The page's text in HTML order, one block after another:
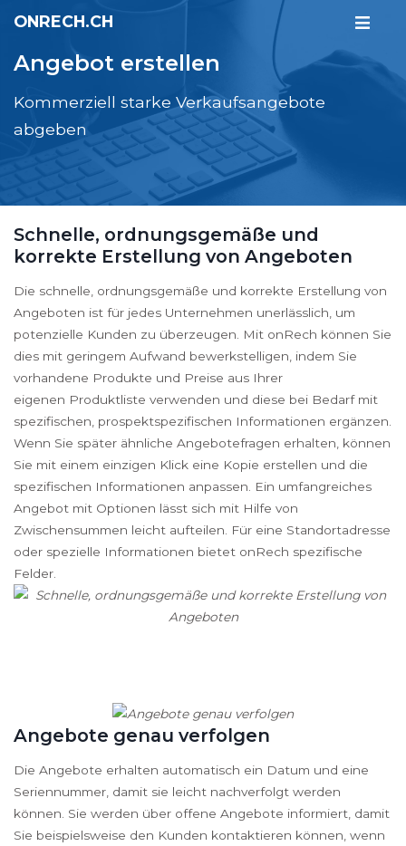
ONRECH.CH
Angebot erstellen
Kommerziell starke Verkaufsangebote
abgeben
Schnelle, ordnungsgemäße und
korrekte Erstellung von Angeboten
Die schnelle, ordnungsgemäße und korrekte Erstellung von
Angeboten ist für jedes Unternehmen unerlässlich, um
potenzielle Kunden zu überzeugen. Mit onRech können Sie
dies mit geringem Aufwand bewerkstelligen, indem Sie
vorhandene Produkte und Preise aus Ihrer
eigenen Produktliste verwenden und diese bei Bedarf mit
spezifischen, prospektspezifischen Informationen ergänzen.
Wenn Sie später ähnliche Angebotefragen erhalten, können
Sie mit einem einzigen Klick eine Kopie erstellen und die
spezifischen Informationen anpassen. Ein umfangreiches
Angebot mit Optionen lässt sich mit Hilfe von
Zwischensummen leicht aufteilen. Für eine Standortadresse
oder spezielle Informationen bietet onRech spezifische
Felder.
Angebote genau verfolgen
Die Angebote erhalten automatisch ein Datum und eine
Seriennummer, damit sie leicht nachverfolgt werden
können. Sie werden über offene Angebote informiert, damit
Sie beispielsweise den Kunden kontaktieren können, wenn